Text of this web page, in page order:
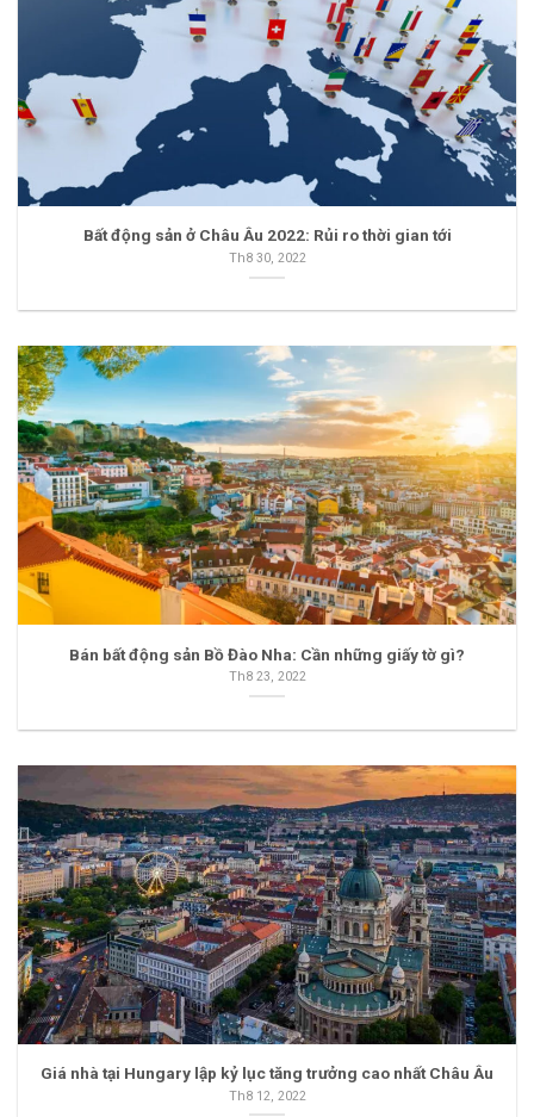
Bất động sản ở Châu Âu 2022: Rủi ro thời gian tới
Th8 30, 2022
Bán bất động sản Bồ Đào Nha: Cần những giấy tờ gì?
Th8 23, 2022
Giá nhà tại Hungary lập kỷ lục tăng trưởng cao nhất Châu Âu
Th8 12, 2022